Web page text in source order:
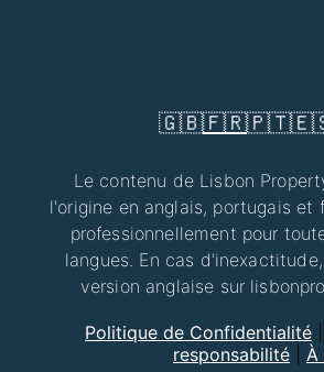
🇬🇧🇫🇷🇵🇹
Le contenu de Lisbon
l'origine en anglais, portugais et
professionnellement pour
langues. En cas
version anglaise sur
Politique de Confidentialité
responsabilité
À